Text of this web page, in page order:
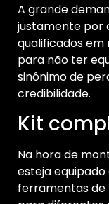
A grande
justamente por
qualificados em
para não ter
sinônimo de
credibilidade.
Kit
Na hora de
esteja
ferramentas de